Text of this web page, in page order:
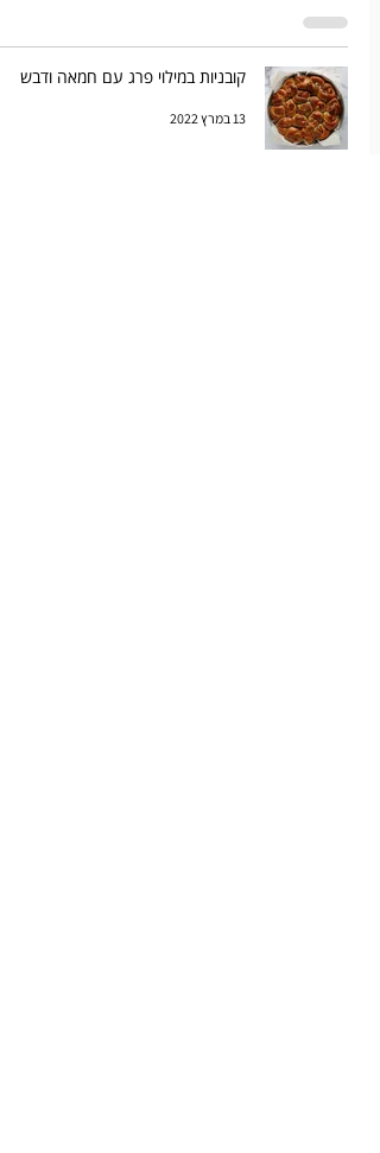
קובניות במילוי פרג עם חמאה ודבש
13 במרץ 2022